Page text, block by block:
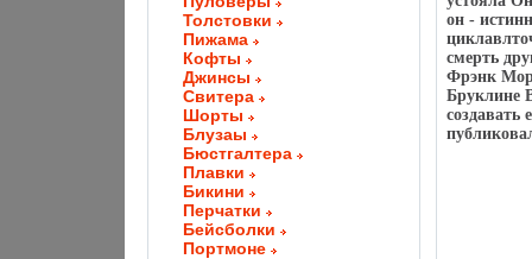
Толстовки
Пижама
Кофты
Джинсы
Свитера
Шорты
Блузаы
Бюстгалтера
Плавки
Бикини
Перчатки
Бейсболки
Портмоне
он -
смерть
Фрэнк
Бруклине
создавать